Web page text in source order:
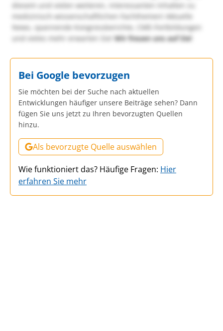
diesem und vielen weiteren, interessanten Inhalten zu
medizinisch-wissenschaftlichen Fachthemen! Aktuelle
News, spannende Kongressberichte, CME-Fortbildungen
und vieles mehr erwarten Sie!Wir freuen uns auf Sie!
Bei Google bevorzugen
Sie möchten bei der Suche nach aktuellen
Entwicklungen häufiger unsere Beiträge sehen? Dann
fügen Sie uns jetzt zu Ihren bevorzugten Quellen
hinzu.
Als bevorzugte Quelle auswählen
Wie funktioniert das? Häufige Fragen: Hier
erfahren Sie mehr